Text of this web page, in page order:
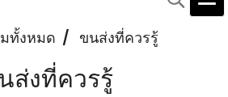
ทั้งหมด ขนส่งที่ควรรู้
ส่งที่ควรรู้